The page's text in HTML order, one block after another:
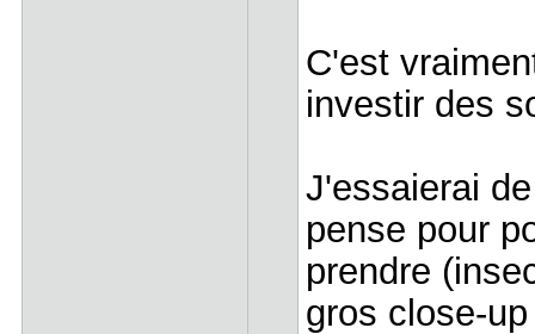
C'est
investir des
J'essaierai
pense pour
prendre
gros close-